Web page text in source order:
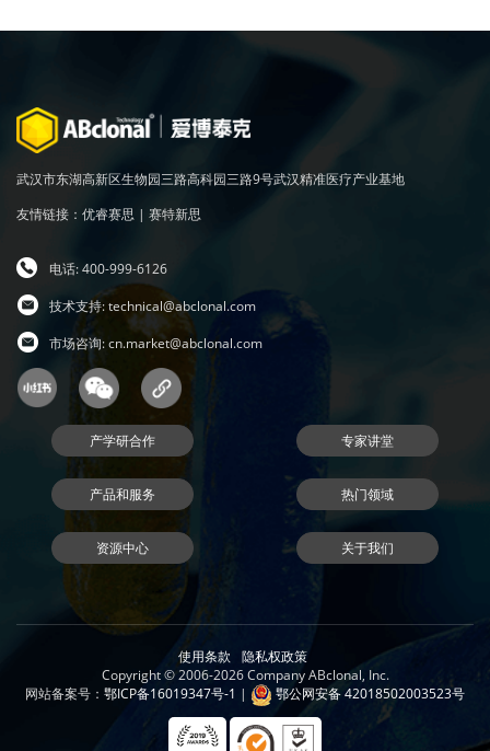
武汉市东湖高新区生物园三路高科园三路9号武汉精准医疗产业基地
友情链接： 优睿赛思 | 赛特新思
电话: 400-999-6126
技术支持:technical@abclonal.com
市场咨询:cn.market@abclonal.com
产学研合作 专家讲堂
产品和服务 热门领域
资源中心 关于我们
使用条款
隐私权政策
Copyright © 2006-2026 Company ABclonal, Inc.
网站备案号： 鄂ICP备16019347号-1 | 鄂公网安备 42018502003523号